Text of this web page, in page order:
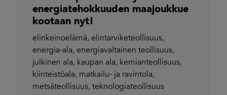
energiatehokkuuden maajoukkue
kootaan nyt!
elinkeinoelämä, elintarviketeollisuus,
energia-ala, energiavaltainen teollisuus,
julkinen ala, kaupan ala, kemianteollisuus,
kiinteistöala, matkailu- ja ravintola,
metsäteollisuus, teknologiateollisuus